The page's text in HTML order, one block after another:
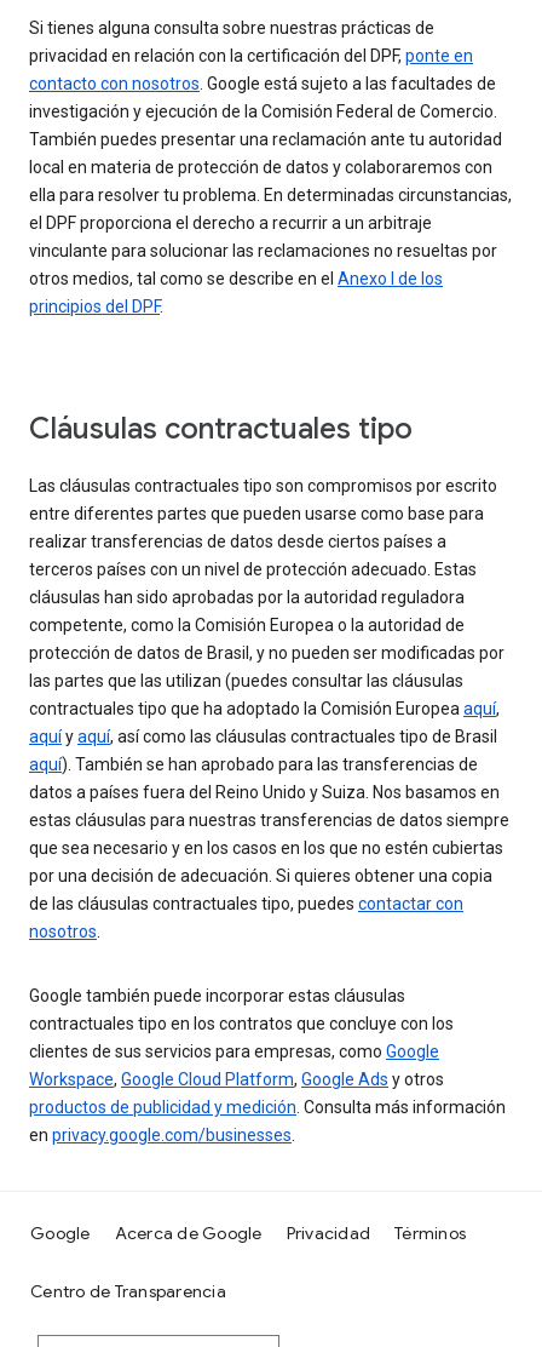
Si tienes alguna consulta sobre nuestras prácticas de
privacidad en relación con la certificación del DPF, ponte en
contacto con nosotros. Google está sujeto a las facultades de
investigación y ejecución de la Comisión Federal de Comercio.
También puedes presentar una reclamación ante tu autoridad
local en materia de protección de datos y colaboraremos con
ella para resolver tu problema. En determinadas circunstancias,
el DPF proporciona el derecho a recurrir a un arbitraje
vinculante para solucionar las reclamaciones no resueltas por
otros medios, tal como se describe en el Anexo I de los
principios del DPF.
Cláusulas contractuales tipo
Las cláusulas contractuales tipo son compromisos por escrito
entre diferentes partes que pueden usarse como base para
realizar transferencias de datos desde ciertos países a
terceros países con un nivel de protección adecuado. Estas
cláusulas han sido aprobadas por la autoridad reguladora
competente, como la Comisión Europea o la autoridad de
protección de datos de Brasil, y no pueden ser modificadas por
las partes que las utilizan (puedes consultar las cláusulas
contractuales tipo que ha adoptado la Comisión Europeaaquí,
aquíyaquí, así como las cláusulas contractuales tipo de Brasil
aquí). También se han aprobado para las transferencias de
datos a países fuera del Reino Unido y Suiza. Nos basamos en
estas cláusulas para nuestras transferencias de datos siempre
que sea necesario y en los casos en los que no estén cubiertas
por una decisión de adecuación. Si quieres obtener una copia
de las cláusulas contractuales tipo, puedes contactar con
nosotros.
Google también puede incorporar estas cláusulas
contractuales tipo en los contratos que concluye con los
clientes de sus servicios para empresas, como Google
Workspace, Google Cloud Platform, Google Ads y otros
productos de publicidad y medición. Consulta más información
en privacy.google.com/businesses.
Google Acerca de Google Privacidad Términos
Centro de Transparencia